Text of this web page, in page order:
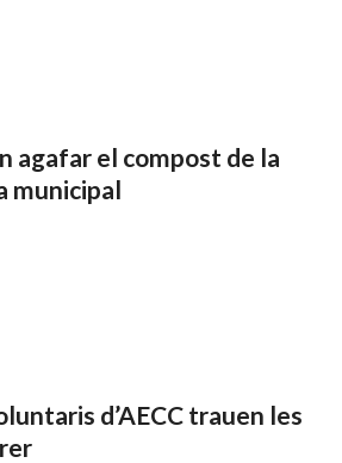
agafar el compost de la
municipal
d’AECC trauen les